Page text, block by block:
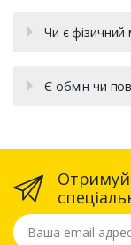
Чи є фізичний
Є обмін чи
Ваша email адреса